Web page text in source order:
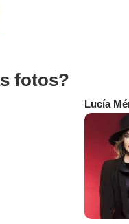
fotos?
Lucía